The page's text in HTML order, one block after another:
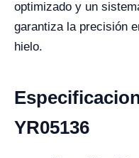
optimizado y un
garantiza la precisión
hielo.
YR05136